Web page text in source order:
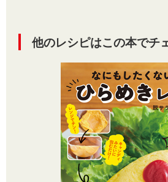
他のレシピはこの本でチ